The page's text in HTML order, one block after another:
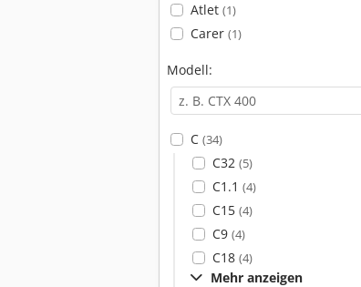
Atlet (1)
Carer (1)
Modell:
C (34)
C32 (5)
C1.1 (4)
C15 (4)
C9 (4)
C18 (4)
Mehr anzeigen